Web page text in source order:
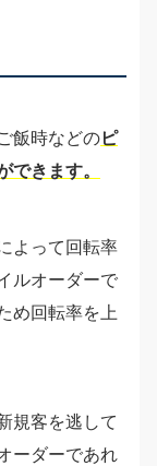
飯時などのピ
きます。
よって回転率
ルオーダーで
め回転率を上
規客を逃して
ーダーであれ